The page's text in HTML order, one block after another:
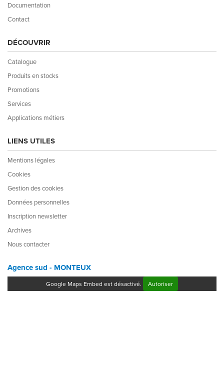
Documentation
Contact
DÉCOUVRIR
Catalogue
Produits en stocks
Promotions
Services
Applications métiers
LIENS UTILES
Mentions légales
Cookies
Gestion des cookies
Données personnelles
Inscription newsletter
Archives
Nous contacter
Agence sud - MONTEUX
Google Maps Embed est désactivé. Autoriser